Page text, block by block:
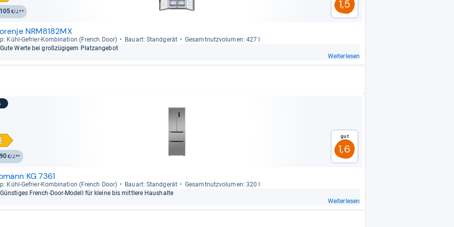
105 €/J.**
1,5
NRM8182MX
Kühl-​Gefrier-​Kom­bi­na­tion (French Door) Bau­art: Stand­ge­rät
Gesamt­nutz­vo­lu­men: 427 l
Gute Werte bei groß­zü­gi­gem Platz­an­ge­bot
Weiterlesen
90€/J.**
Gut
1,6
KG 7361
Kühl-​Gefrier-​Kom­bi­na­tion (French Door) Bau­art: Stand­ge­rät
Gesamt­nutz­vo­lu­men: 320 l
Güns­ti­ges French-​Door-​Modell für kleine bis mitt­lere Haus­halte
Weiterlesen